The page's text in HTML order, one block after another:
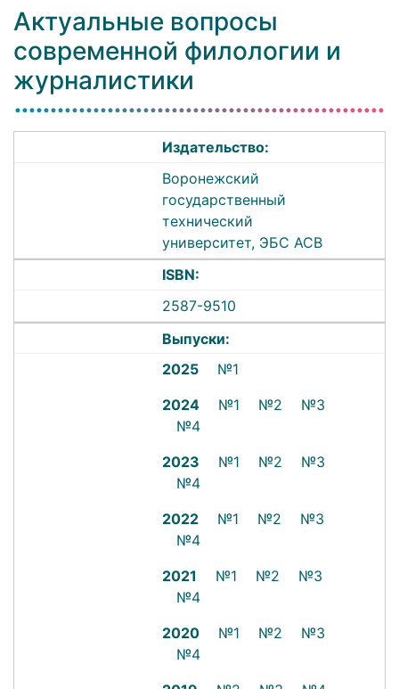
Актуальные вопросы
современной филологии и
журналистики
Издательство:
Воронежский
государственный
технический
университет, ЭБС АСВ
ISBN:
2587-9510
Выпуски:
2025
№1
2024
№1 №2
№3
№4
2023
№1 №2
№3
№4
2022
№1 №2
№3
№4
2021
№1 №2
№3
№4
2020
№1 №2
№3
№4